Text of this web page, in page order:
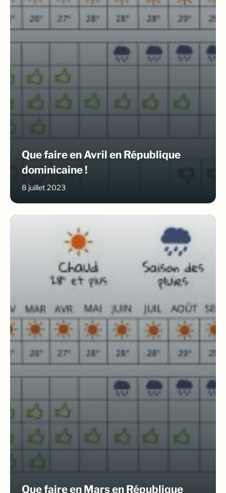
Que faire en Avril en République
dominicaine !
8 juillet 2023
Que faire en Mars en République